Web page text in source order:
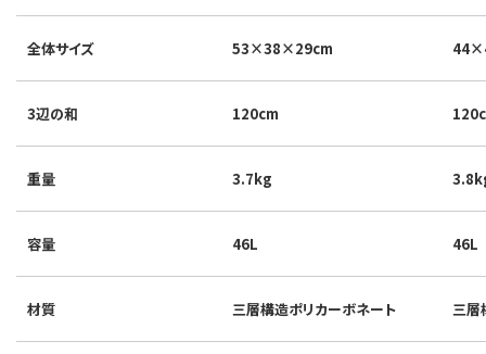
全体サイズ 53×38×29cm
3辺の和 120cm
重量 3.7kg
容量 46L 46L
材質 三層構造ポリカーボネート 三層